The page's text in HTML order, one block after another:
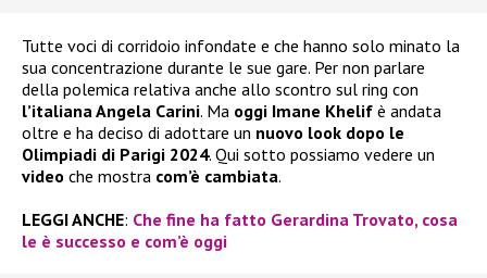
Tutte voci di corridoio infondate e che hanno solo minato la
sua concentrazione durante le sue gare. Per non parlare
della polemica relativa anche allo scontro sul ring con
l’italiana Angela Carini. Ma oggi Imane Khelif è andata
oltre e ha deciso di adottare un nuovo look dopo le
Olimpiadi di Parigi 2024. Qui sotto possiamo vedere un
video che mostra com’è cambiata.
LEGGI ANCHE: Che fine ha fatto Gerardina Trovato, cosa
le è successo e com’è oggi